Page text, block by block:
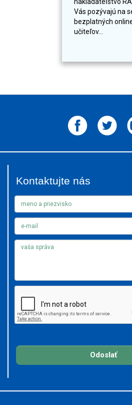
Vás pozývajú na
bezplatných
učiteľov...
Kontaktujte nás
Odoslať